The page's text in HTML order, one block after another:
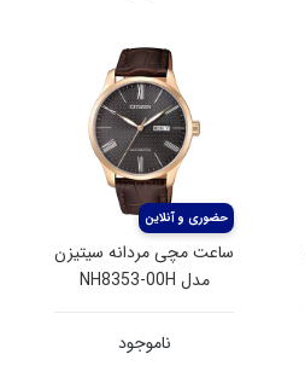
ساعت مچی مردانه سیتیزن
مدل NH8353-00H
ناموجود